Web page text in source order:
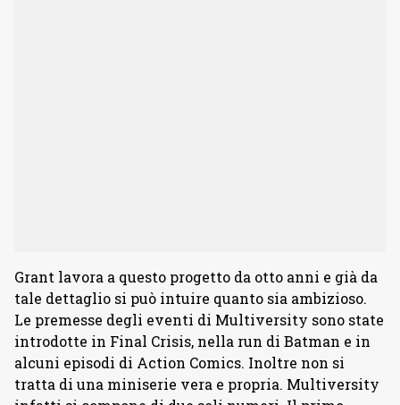
Grant lavora a questo progetto da otto anni e già da
tale dettaglio si può intuire quanto sia ambizioso.
Le premesse degli eventi di Multiversity sono state
introdotte in Final Crisis, nella run di Batman e in
alcuni episodi di Action Comics. Inoltre non si
tratta di una miniserie vera e propria. Multiversity